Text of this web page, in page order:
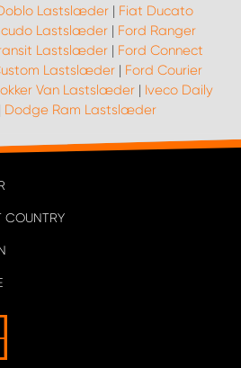
Lastslæder | Fiat Ducato
Lastslæder | Ford Ranger
Lastslæder| Ford Connect
Lastslæder | Ford Courier
Van Lastslæder| Iveco Daily
Dodge Ram Lastslæder
COUNTRY